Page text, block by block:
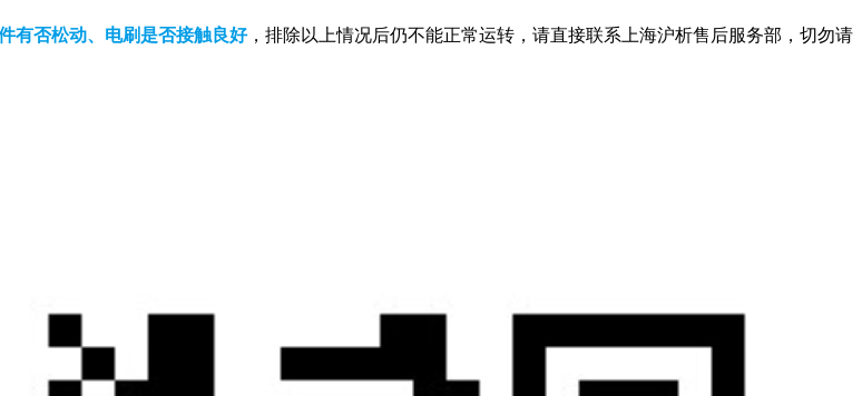
有否松动、电刷是否接触良好，排除以上情况后仍不能正常运转，请直接联系上海沪析售后服务部，切勿请